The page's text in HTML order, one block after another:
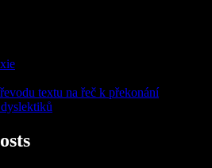
textu na řeč k překonání